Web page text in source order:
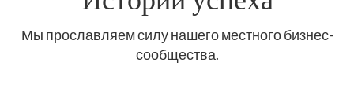
Мы прославляем силу нашего местного бизнес-
сообщества.